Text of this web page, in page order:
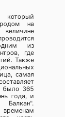
на
из
где
Также
самая
было 365
года, и